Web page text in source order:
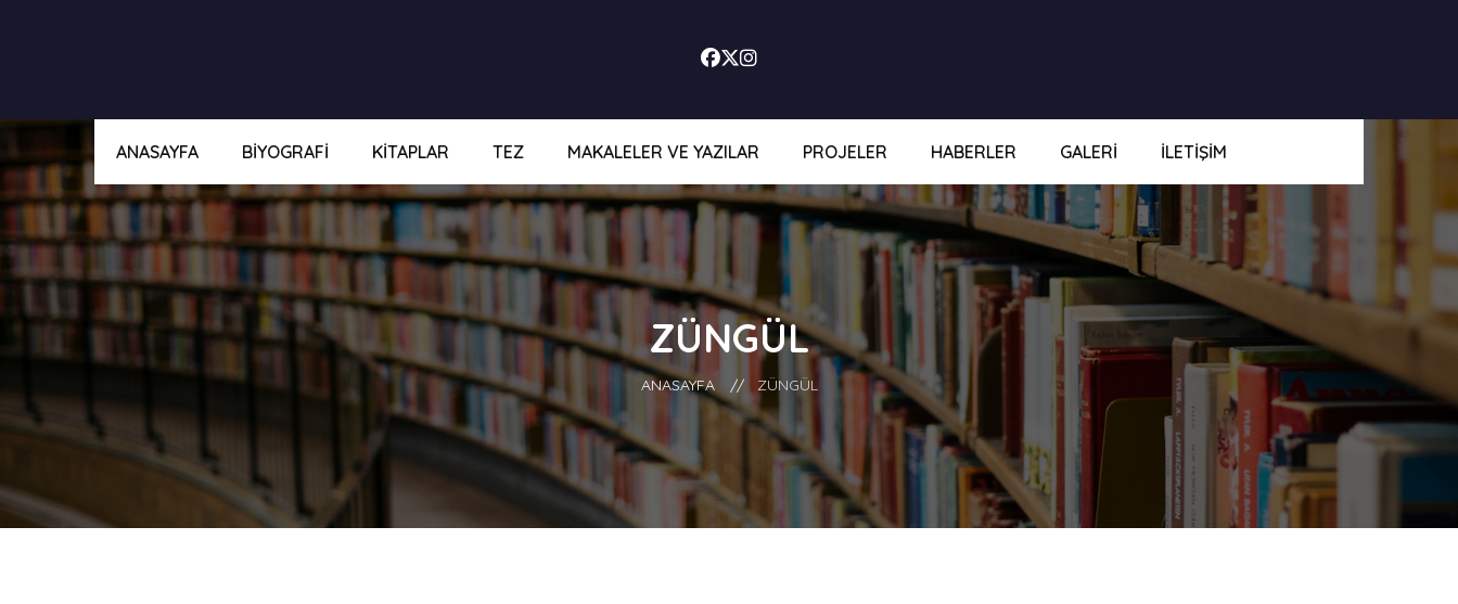
ANASAYFA BIYOGRAFI KITAPLAR TEZ MAKALELER VE YAZILAR PROJELER HABERLER GALERI İLETIŞIM
ZÜNGÜL
ANASAYFA // ZÜNGÜL